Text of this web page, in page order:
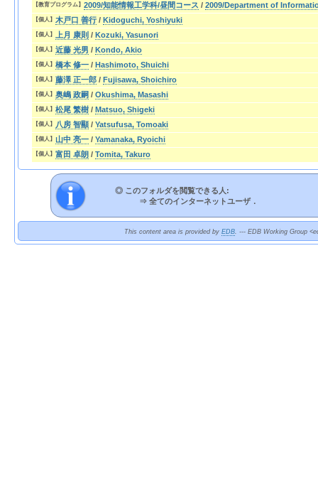
【教育プログラム】 2009/知能情報工学科/昼間コース / 2009/Department of
【個人】 木戸口 善行 / Kidoguchi, Yoshiyuki
【個人】 上月 康則 / Kozuki, Yasunori
【個人】 近藤 光男 / Kondo, Akio
【個人】 橋本 修一 / Hashimoto, Shuichi
【個人】 藤澤 正一郎 / Fujisawa, Shoichiro
【個人】 奥嶋 政嗣 / Okushima, Masashi
【個人】 松尾 繁樹 / Matsuo, Shigeki
【個人】 八房 智顯 / Yatsufusa, Tomoaki
【個人】 山中 亮一 / Yamanaka, Ryoichi
【個人】 富田 卓朗 / Tomita, Takuro
◎ このフォルダを閲覧できる人:
⇒ 全てのインターネットユーザ．
This content area is provided by EDB. --- EDB Working Group